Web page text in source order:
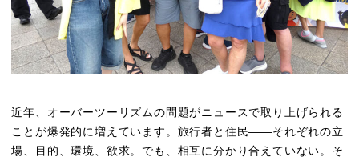
近年、オーバーツーリズムの問題がニュースで取り上げられる
ことが爆発的に増えています。旅行者と住民――それぞれの立
場、目的、環境、欲求。でも、相互に分かり合えていない。そ